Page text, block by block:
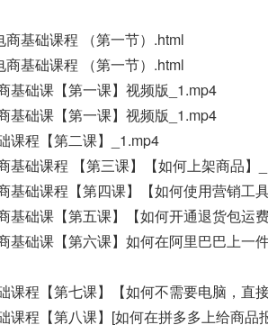
基础课程 （第一节）.html
基础课程 （第一节）.html
基础课【第一课】视频版_1.mp4
基础课【第一课】视频版_1.mp4
课程【第二课】_1.mp4
基础课程 【第三课】【如何上架商品】
基础课程【第四课】【如何使用营销工
基础课【第五课】【如何开通退货包运
基础课【第六课】如何在阿里巴巴上一
课程【第七课】【如何不需要电脑，直
课程【第八课】[如何在拼多多上给商品